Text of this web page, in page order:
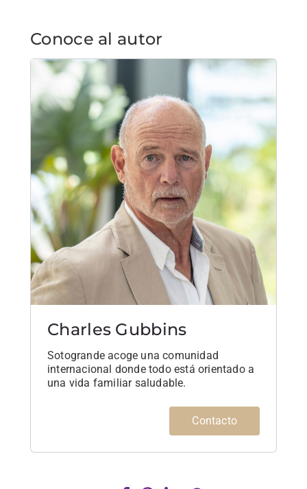
Conoce al autor
Charles Gubbins
Sotogrande acoge una comunidad
internacional donde todo está orientado a
una vida familiar saludable.
Contacto